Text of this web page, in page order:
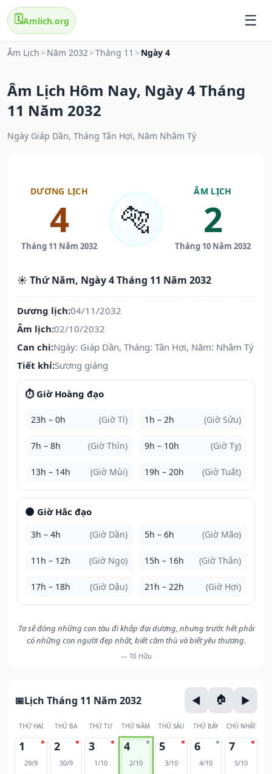
🗓️Amlich.org
Âm Lịch > Năm 2032>Tháng 11 > Ngày 4
Âm Lịch Hôm Nay, Ngày 4 Tháng
11 Năm 2032
Ngày Giáp Dần, Tháng Tân Hợi, Năm Nhâm Tý
DƯƠNG LỊCH
4
Tháng 11 Năm 2032
🐅
ÂM LỊCH
2
Tháng 10 Năm 2032
☀️ Thứ Năm, Ngày 4 Tháng 11 Năm 2032
Dương lịch:04/11/2032
Âm lịch:02/10/2032
Can chi:Ngày: Giáp Dần, Tháng: Tân Hợi, Năm: Nhâm Tý
Tiết khí:Sương giáng
⏱️ Giờ Hoàng đạo
23h – 0h (Giờ Tí) 1h – 2h (Giờ Sửu)
7h – 8h (Giờ Thìn) 9h – 10h (Giờ Tỵ)
13h – 14h (Giờ Mùi) 19h – 20h (Giờ Tuất)
🌑 Giờ Hắc đạo
3h – 4h (Giờ Dần) 5h – 6h (Giờ Mão)
11h – 12h (Giờ Ngọ) 15h – 16h (Giờ Thân)
17h – 18h (Giờ Dậu) 21h – 22h (Giờ Hợi)
Ta sẽ đóng những con tàu đi khắp đại dương, nhưng trước hết phải
có những con người đẹp nhất, biết căm thù và biết yêu thương.
— Tố Hữu
Lịch Tháng 11 Năm 2032
THỨ HAI THỨ BA THỨ TƯ THỨ NĂM THỨ SÁU THỨ BẢY CHỦ NHẬT
1
29/9
2
30/9
3
1/10
4
2/10
5
3/10
6
4/10
7
5/10